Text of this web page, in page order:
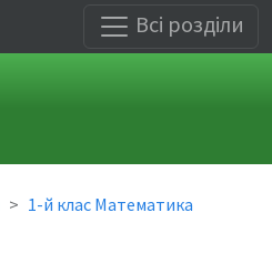
Всі розділи
1-й клас Математика